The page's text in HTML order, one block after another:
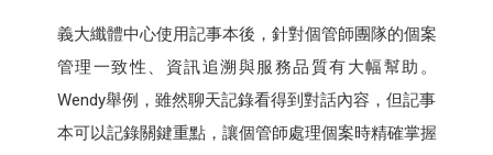
義大纖體中心使用記事本後，針對個管師團隊的個案
管理一致性、資訊追溯與服務品質有大幅幫助。
Wendy舉例，雖然聊天記錄看得到對話內容，但記事
本可以記錄關鍵重點，讓個管師處理個案時精確掌握